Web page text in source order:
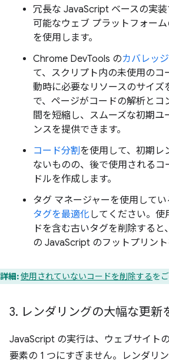
冗長な JavaScript ベースの実
可能なウェブ プラットフォーム
を使用します。
Chrome DevTools のカバレッ
て、スクリプト内の未使用のコ
動時に必要なリソースのサイズ
で、ページがコードの解析とコ
間を短縮し、スムーズな初期ユ
ンスを提供できます。
コード分割を使用して、初期レ
ないものの、後で使用されるコ
ドルを作成します。
タグ マネージャーを使用して
タグを最適化 してください。使
ドを含む古いタグを削除すると
の JavaScript のフットプリント
詳細:使用されていないコードを削除するを
3. レンダリングの大幅な更新
JavaScript の実行は、ウェブサイト
要素の 1 つにすぎません。レンダリ